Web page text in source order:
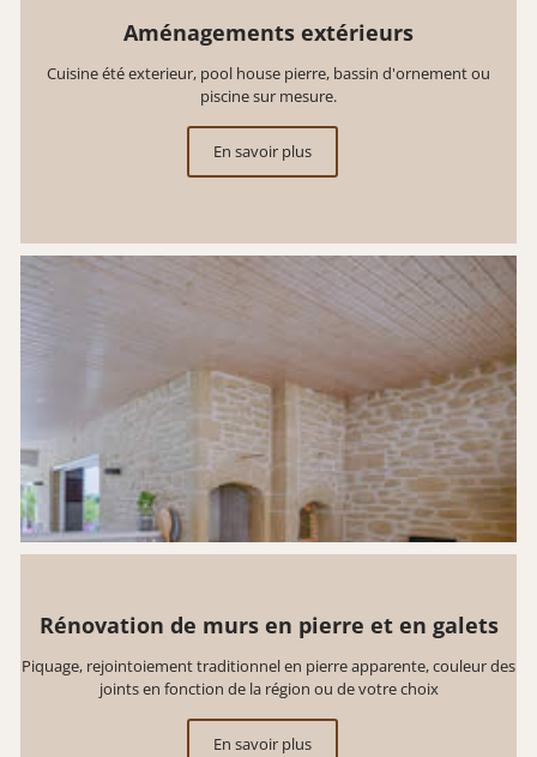
Aménagements extérieurs
Cuisine été exterieur, pool house pierre, bassin d'ornement ou
piscine sur mesure.
En savoir plus
Rénovation de murs en pierre et en galets
Piquage, rejointoiement traditionnel en pierre apparente, couleur des
joints en fonction de la région ou de votre choix
En savoir plus